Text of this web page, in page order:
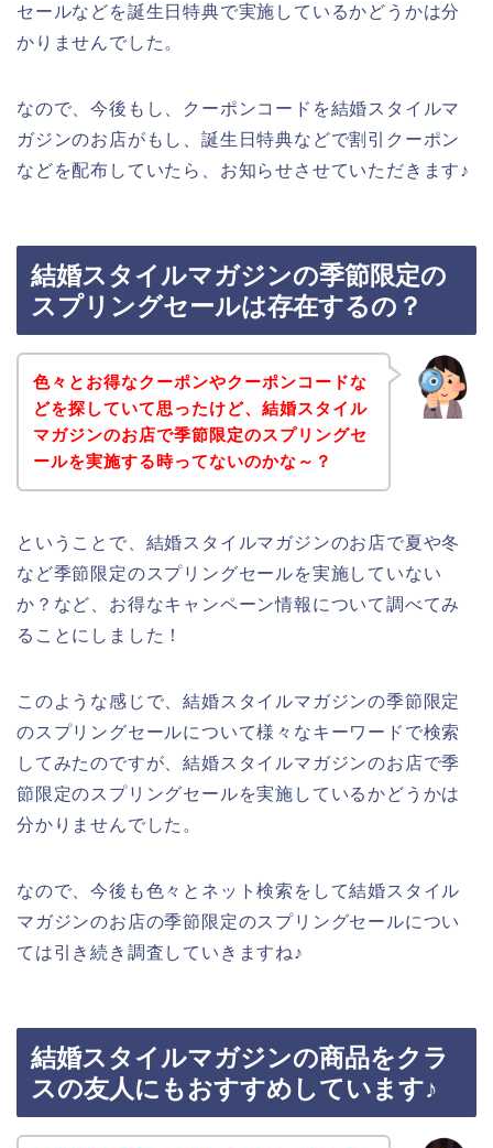
セールなどを誕生日特典で実施しているかどうかは分
かりませんでした。
なので、今後もし、クーポンコードを結婚スタイルマ
ガジンのお店がもし、誕生日特典などで割引クーポン
などを配布していたら、お知らせさせていただきます♪
結婚スタイルマガジンの季節限定の
スプリングセールは存在するの？
色々とお得なクーポンやクーポンコードな
どを探していて思ったけど、結婚スタイル
マガジンのお店で季節限定のスプリングセ
ールを実施する時ってないのかな～？
ということで、結婚スタイルマガジンのお店で夏や冬
など季節限定のスプリングセールを実施していない
か？など、お得なキャンペーン情報について調べてみ
ることにしました！
このような感じで、結婚スタイルマガジンの季節限定
のスプリングセールについて様々なキーワードで検索
してみたのですが、結婚スタイルマガジンのお店で季
節限定のスプリングセールを実施しているかどうかは
分かりませんでした。
なので、今後も色々とネット検索をして結婚スタイル
マガジンのお店の季節限定のスプリングセールについ
ては引き続き調査していきますね♪
結婚スタイルマガジンの商品をクラ
スの友人にもおすすめしています♪